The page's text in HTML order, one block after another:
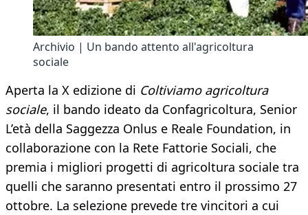
Archivio | Un bando attento all'agricoltura
sociale
Aperta la X edizione di Coltiviamo agricoltura
sociale, il bando ideato da Confagricoltura, Senior
L’età della Saggezza Onlus e Reale Foundation, in
collaborazione con la Rete Fattorie Sociali, che
premia i migliori progetti di agricoltura sociale tra
quelli che saranno presentati entro il prossimo 27
ottobre. La selezione prevede tre vincitori a cui